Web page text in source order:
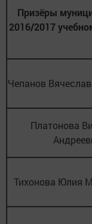
Призёры
2016/2017
Чепанов
Платонова
Тихонова Юлия